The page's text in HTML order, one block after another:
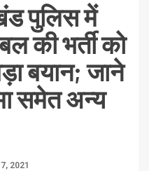
पुलिस में
की भर्ती को
बयान; जाने
समेत अन्य
2021